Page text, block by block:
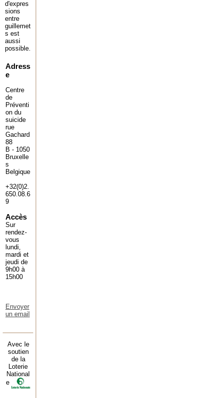
d'expres
sions
entre
guillemet
s est
aussi
possible.
Adress
e
Centre
de
Préventi
on du
suicide
rue
Gachard
88
B - 1050
Bruxelle
s
Belgique
+32(0)2.
650.08.6
9
Accès
Sur
rendez-
vous
lundi,
mardi et
jeudi de
9h00 à
15h00
Envoyer
un email
Avec le
soutien
de la
Loterie
National
e